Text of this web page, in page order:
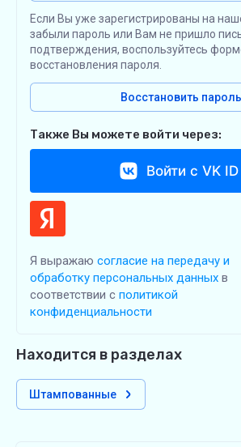
Если Вы уже зарегистрированы на
забыли пароль или Вам не пришло
подтверждения, воспользуйтесь
восстановления пароля.
Восстановить пароль
Также Вы можете войти через:
Войти с VK ID
Я выражаю согласие на передачу и
обработку персональных данных в
соответствии с политикой
конфиденциальности
Находится в разделах
Штампованные